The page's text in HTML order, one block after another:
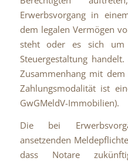
Erwerbsvorgang in
dem legalen Vermögen
steht oder es sich um
Steuergestaltung
Zusammenhang mit
Zahlungsmodalität ist
GwGMeldV-Immobilien).
Die bei
ansetzenden
dass Notare